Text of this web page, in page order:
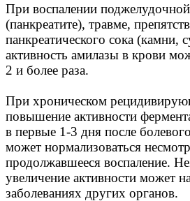
При воспалении
(панкреатите), травме,
панкреатического сока (камни,
активность амилазы в крови
2 и более раза.
При хроническом
повышение активности
в первые 1-3 дня после
может нормализоваться
продолжавшееся воспаление.
увеличение активности может
заболеваниях других органов.